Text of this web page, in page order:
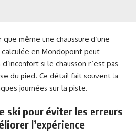
même une chaussure d’une
en Mondopoint peut
si le chausson n’est pas
du pied. Ce détail fait souvent la
journées sur la piste.
ski pour éviter les erreurs
l’expérience